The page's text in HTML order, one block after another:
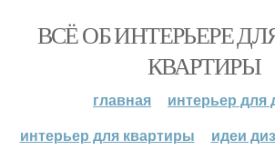
ВСЁ ОБ ИНТЕРЬЕРЕ
КВАРТИРЫ
главная
интерьер для
интерьер для квартиры
идеи